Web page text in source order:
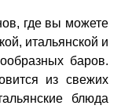
где вы можете
итальянской и
баров.
из свежих
блюда